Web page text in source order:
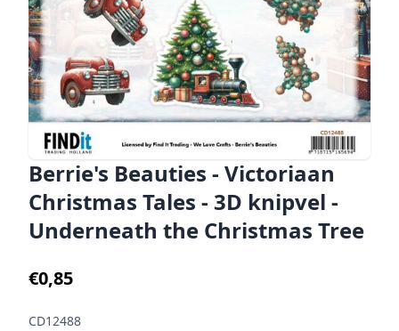
Berrie's Beauties - Victoriaan
Christmas Tales - 3D knipvel -
Underneath the Christmas Tree
€0,85
CD12488